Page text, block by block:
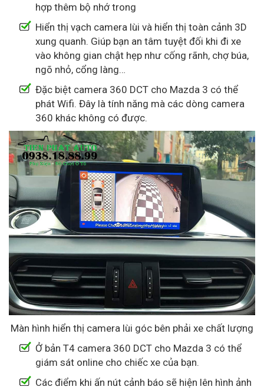
hợp thêm bộ nhớ trong
Hiển thị vạch camera lùi và hiển thị toàn cảnh 3D
xung quanh. Giúp bạn an tâm tuyệt đối khi đi xe
vào không gian chật hẹp như cống rãnh, chợ búa,
ngõ nhỏ, cổng làng…
Đặc biệt camera 360 DCT cho Mazda 3 có thể
phát Wifi. Đây là tính năng mà các dòng camera
360 khác không có được.
Màn hình hiển thị camera lùi góc bên phải xe chất lượng
Ở bản T4 camera 360 DCT cho Mazda 3 có thể
giám sát online cho chiếc xe của bạn.
Các điểm khi ấn nút cảnh báo sẽ hiện lên hình ảnh